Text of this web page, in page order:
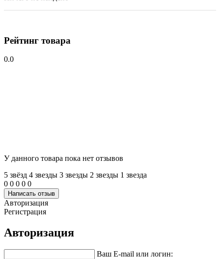
Рейтинг товара
0.0
У данного товара пока нет отзывов
5 звёзд 4 звeзды 3 звeзды 2 звeзды 1 звeзда
0 0 0 0 0
Написать отзыв
Авторизация
Регистрация
Авторизация
Ваш E-mail или логин: